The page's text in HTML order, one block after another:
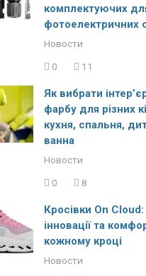
комплектуючих
фотоелектричних
Новости
0
11
Як вибрати
фарбу для різних
кухня, спальня,
ванна
Новости
0
8
Кросівки On Cloud:
інновації та
кожному кроці
Новости